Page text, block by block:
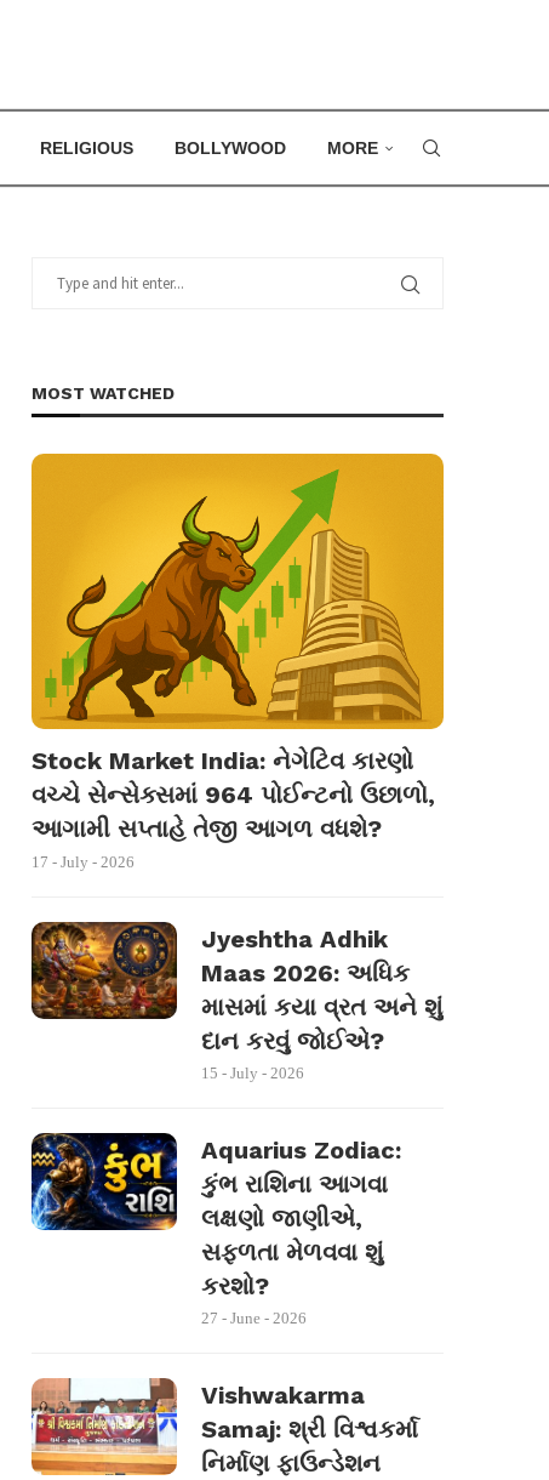
RELIGIOUS BOLLYWOOD MORE
MOST WATCHED
Stock Market India: નેગેટિવ કારણો
વચ્ચે સેન્સેક્સમાં 964 પોઈન્ટનો ઉછાળો,
આગામી સપ્તાહે તેજી આગળ વધશે?
17 - July - 2026
Jyeshtha Adhik
Maas 2026: અધિક
માસમાં કયા વ્રત અને શું
દાન કરવું જોઈએ?
15 - July - 2026
Aquarius Zodiac:
કુંભ રાશિના આગવા
લક્ષણો જાણીએ,
સફળતા મેળવવા શું
કરશો?
27 - June - 2026
Vishwakarma
Samaj: શ્રી વિશ્વકર્મા
નિર્માણ ફાઉન્ડેશન